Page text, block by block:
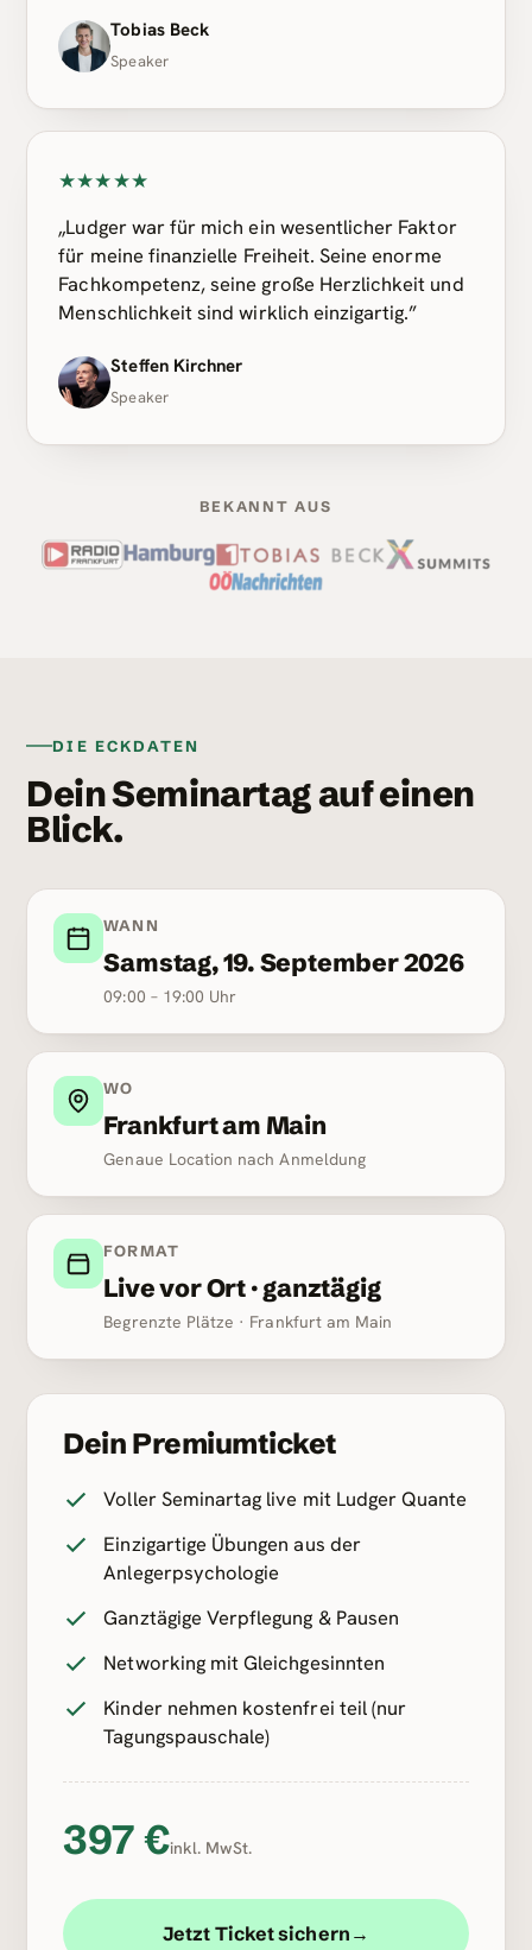
Tobias Beck
Speaker
★★★★★
„Ludger war für mich ein wesentlicher Faktor
für meine finanzielle Freiheit. Seine enorme
Fachkompetenz, seine große Herzlichkeit und
Menschlichkeit sind wirklich einzigartig.”
Steffen Kirchner
Speaker
BEKANNT AUS
DIE ECKDATEN
Dein Seminartag auf einen
Blick.
WANN
Samstag, 19. September 2026
09:00 – 19:00 Uhr
WO
Frankfurt am Main
Genaue Location nach Anmeldung
FORMAT
Live vor Ort · ganztägig
Begrenzte Plätze · Frankfurt am Main
Dein Premiumticket
Voller Seminartag live mit Ludger Quante
Einzigartige Übungen aus der
Anlegerpsychologie
Ganztägige Verpflegung & Pausen
Networking mit Gleichgesinnten
Kinder nehmen kostenfrei teil (nur
Tagungspauschale)
397€inkl. MwSt.
Jetzt Ticket sichern →